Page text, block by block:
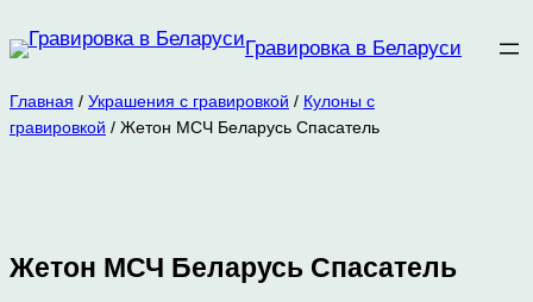
к
Гравировка в Беларуси
Главная / Украшения с гравировкой / Кулоны с
гравировкой / Жетон МСЧ Беларусь Спасатель
Жетон МСЧ Беларусь Спасатель